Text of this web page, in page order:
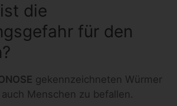
die
für den
gekennzeichneten Würmer
Menschen zu befallen.